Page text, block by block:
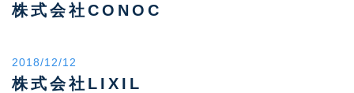
株式会社CONOC
2018/12/12
株式会社LIXIL